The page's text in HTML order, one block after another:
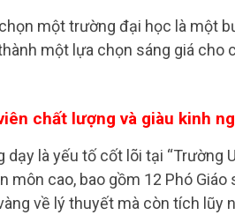
một trường đại học là một
một lựa chọn sáng giá
chất lượng và giàu kinh
dạy là yếu tố cốt lõi tại “Trường
môn cao, bao gồm 12 Phó
về lý thuyết mà còn tích